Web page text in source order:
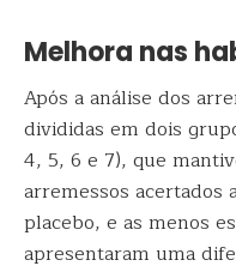
Melhora nas
Após a análise dos
divididas em dois
4, 5, 6 e 7), que
arremessos acertados
placebo, e as menos
apresentaram uma